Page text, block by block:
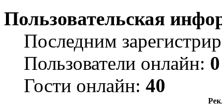
Пользовательская
Последним
Пользователи онлайн: 0
Гости онлайн: 40